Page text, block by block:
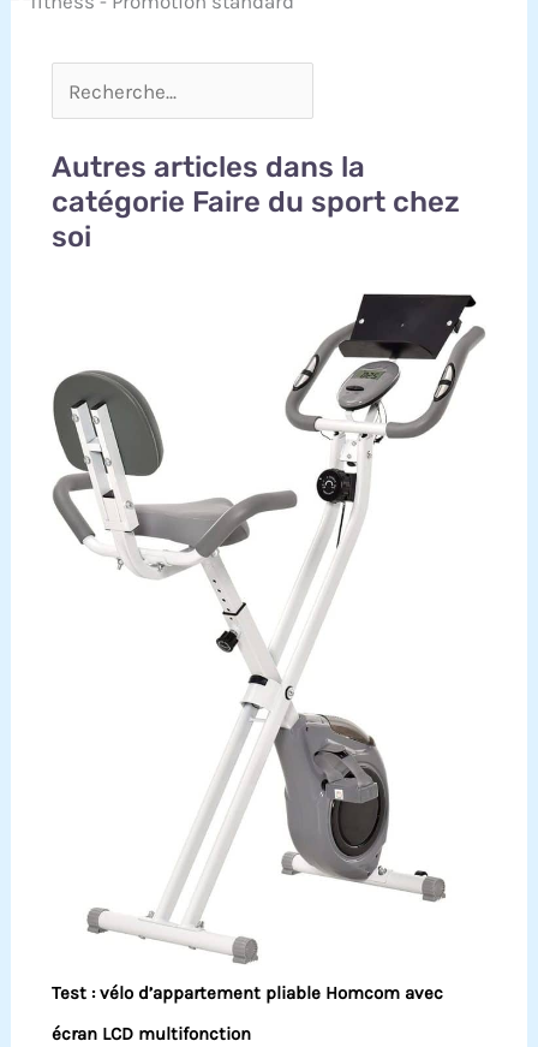
Autres articles dans la
catégorie Faire du sport chez
soi
Test : vélo d’appartement pliable Homcom avec
écran LCD multifonction